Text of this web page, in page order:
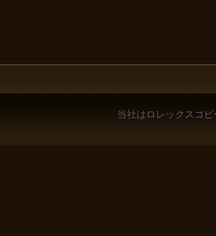
当社は ロレックスコピ